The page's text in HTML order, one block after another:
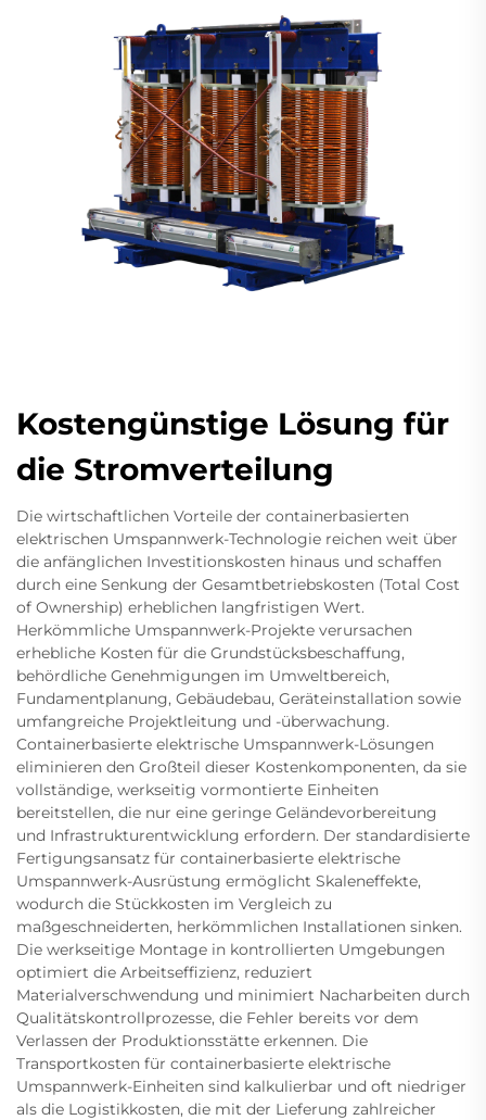
Kostengünstige Lösung für
die Stromverteilung
Die wirtschaftlichen Vorteile der containerbasierten
elektrischen Umspannwerk-Technologie reichen weit über
die anfänglichen Investitionskosten hinaus und schaffen
durch eine Senkung der Gesamtbetriebskosten (Total Cost
of Ownership) erheblichen langfristigen Wert.
Herkömmliche Umspannwerk-Projekte verursachen
erhebliche Kosten für die Grundstücksbeschaffung,
behördliche Genehmigungen im Umweltbereich,
Fundamentplanung, Gebäudebau, Geräteinstallation sowie
umfangreiche Projektleitung und -überwachung.
Containerbasierte elektrische Umspannwerk-Lösungen
eliminieren den Großteil dieser Kostenkomponenten, da sie
vollständige, werkseitig vormontierte Einheiten
bereitstellen, die nur eine geringe Geländevorbereitung
und Infrastrukturentwicklung erfordern. Der standardisierte
Fertigungsansatz für containerbasierte elektrische
Umspannwerk-Ausrüstung ermöglicht Skaleneffekte,
wodurch die Stückkosten im Vergleich zu
maßgeschneiderten, herkömmlichen Installationen sinken.
Die werkseitige Montage in kontrollierten Umgebungen
optimiert die Arbeitseffizienz, reduziert
Materialverschwendung und minimiert Nacharbeiten durch
Qualitätskontrollprozesse, die Fehler bereits vor dem
Verlassen der Produktionsstätte erkennen. Die
Transportkosten für containerbasierte elektrische
Umspannwerk-Einheiten sind kalkulierbar und oft niedriger
als die Logistikkosten, die mit der Lieferung zahlreicher